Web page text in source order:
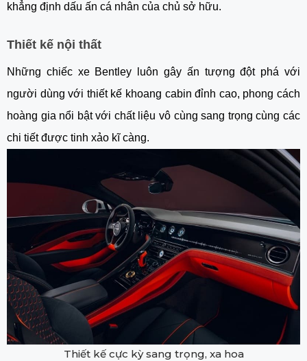
khẳng định dấu ấn cá nhân của chủ sở hữu.
Thiết kế nội thất
Những chiếc xe Bentley luôn gây ấn tượng đột phá với
người dùng với thiết kế khoang cabin đỉnh cao, phong cách
hoàng gia nổi bật với chất liệu vô cùng sang trọng cùng các
chi tiết được tinh xảo kĩ càng.
Thiết kế cực kỳ sang trọng, xa hoa